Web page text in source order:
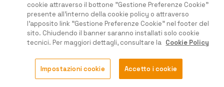
cookie attraverso il bottone "Gestione Preferenze Cookie"
presente all'interno della cookie policy o attraverso
l'apposito link "Gestione Preferenze Cookie" nel footer del
sito. Chiudendo il banner saranno installati solo cookie
tecnici. Per maggiori dettagli, consultare la Cookie Policy
Impostazioni cookie Accetto i cookie